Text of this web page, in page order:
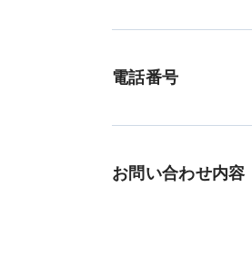
電話番号
お問い合わせ内容